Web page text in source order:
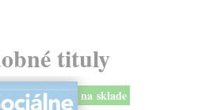
tituly
na sklade